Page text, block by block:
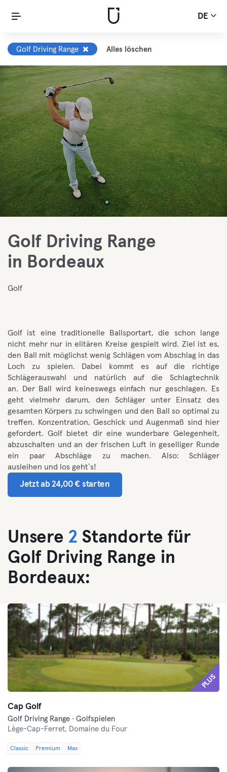
DE
Golf Driving Range Alles löschen
Golf Driving Range
in Bordeaux
Golf
Golf ist eine traditionelle Ballsportart, die schon lange
nicht mehr nur in elitären Kreise gespielt wird. Ziel ist es,
den Ball mit möglichst wenig Schlägen vom Abschlag in das
Loch zu spielen. Dabei kommt es auf die richtige
Schlägerauswahl und natürlich auf die Schlagtechnik
an. Der Ball wird keineswegs einfach nur geschlagen. Es
geht vielmehr darum, den Schläger unter Einsatz des
gesamten Körpers zu schwingen und den Ball so optimal zu
treffen. Konzentration, Geschick und Augenmaß sind hier
gefordert. Golf bietet dir eine wunderbare Gelegenheit,
abzuschalten und an der frischen Luft in geselliger Runde
ein paar Abschläge zu machen. Also: Schläger
ausleihen und los geht`s!
Jetzt ab 24,00 € starten
Unsere 2 Standorte für
Golf Driving Range in
Bordeaux:
PLUS
Cap Golf
Golf Driving Range · Golfspielen
Lège-Cap-Ferret, Domaine du Four
Classic Premium Max